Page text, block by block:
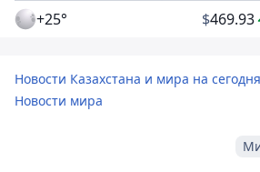
+25° $469.93
Новости Казахстана и мира на сегодня
Новости мира